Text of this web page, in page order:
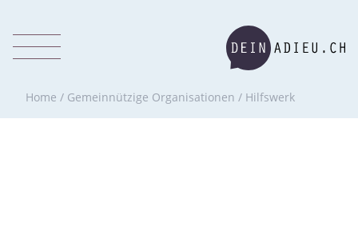
Home / Gemeinnützige Organisationen / Hilfswerk